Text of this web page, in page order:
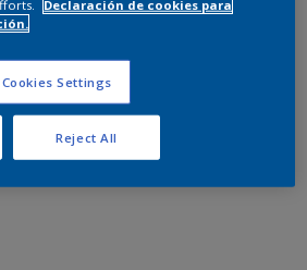
Declaración de cookies para
Cookies Settings
Reject All